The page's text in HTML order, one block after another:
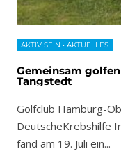
AKTIV SEIN • AKTUELLES
Gemeinsam
Tangstedt
Golfclub Hamburg-
DeutscheKrebshilfe
fand am 19. Juli ein...